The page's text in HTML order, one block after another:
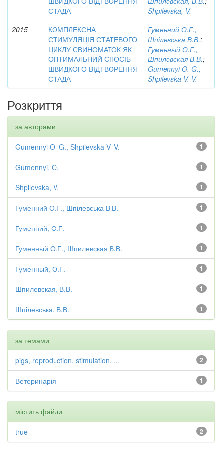
СТАДА
Shpilevska, V.
2015
КОМПЛЕКСНА
СТИМУЛЯЦІЯ СТАТЕВОГО
ЦИКЛУ СВИНОМАТОК ЯК
ОПТИМАЛЬНИЙ СПОСІБ
ШВИДКОГО ВІДТВОРЕННЯ
СТАДА
Гуменний О.Г.,
Шпілевська В.В.;
Гуменный О.Г.,
Шпилевская В.В.;
Gumennyi O. G.,
Shpilevska V. V.
Розкриття
за авторами
1
Gumennyi O. G., Shpilevska V. V.
1
Gumennyi, O.
1
Shpilevska, V.
1
Гуменний О.Г., Шпілевська В.В.
1
Гуменний, О.Г.
1
Гуменный О.Г., Шпилевская В.В.
1
Гуменный, О.Г.
1
Шпилевская, В.В.
1
Шпілевська, В.В.
за темами
2
pigs, reproduction, stimulation, ...
1
Ветеринарія
містить файли
2
true